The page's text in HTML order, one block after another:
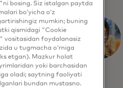
kashf
bosing. Siz istalgan paytda
bo‘yicha o‘z
mumkin; buning
qismidagi "Cookie
vositasidan foydalanasiz
u tugmacha o‘rniga
etgan). Mazkur holat
yoki barchasidan
oladi; saytning faoliyati
bundan mustasno.